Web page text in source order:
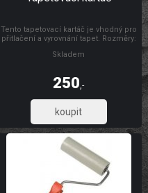
Tento tapetovací kartáč je vhodný pro
přitlačení a vyrovnání tapet. Rozměry:
Skladem
250,-
206,61